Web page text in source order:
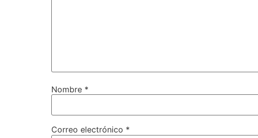
Nombre *
Correo electrónico *